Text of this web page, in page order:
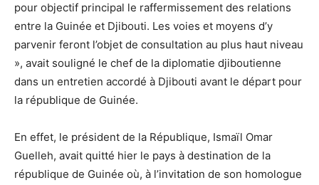
pour objectif principal le raffermissement des relations
entre la Guinée et Djibouti. Les voies et moyens d’y
parvenir feront l’objet de consultation au plus haut niveau
», avait souligné le chef de la diplomatie djiboutienne
dans un entretien accordé à Djibouti avant le départ pour
la république de Guinée.
En effet, le président de la République, Ismaïl Omar
Guelleh, avait quitté hier le pays à destination de la
république de Guinée où, à l’invitation de son homologue